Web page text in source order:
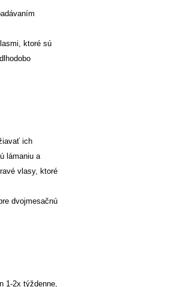
ktoré sú
ich
lámaniu a
vlasy, ktoré
dvojmesačnú
1-2x týždenne,